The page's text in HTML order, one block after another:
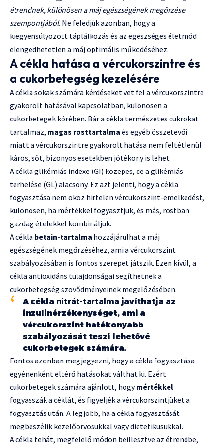
étrendnek, különösen a máj egészségének megőrzése
szempontjából. Ne feledjük azonban, hogy a
kiegyensúlyozott táplálkozás és az egészséges életmód
elengedhetetlen a máj optimális működéséhez.
A cékla hatása a vércukorszintre és
a cukorbetegség kezelésére
A cékla sokak számára kérdéseket vet fel a vércukorszintre
gyakorolt hatásával kapcsolatban, különösen a
cukorbetegek körében. Bár a cékla természetes cukrokat
tartalmaz, magas rosttartalma és egyéb összetevői
miatt a vércukorszintre gyakorolt hatása nem feltétlenül
káros, sőt, bizonyos esetekben jótékony is lehet.
A cékla glikémiás indexe (GI) közepes, de a glikémiás
terhelése (GL) alacsony. Ez azt jelenti, hogy a cékla
fogyasztása nem okoz hirtelen vércukorszint-emelkedést,
különösen, ha mértékkel fogyasztjuk, és más, rostban
gazdag ételekkel kombináljuk.
A cékla betain-tartalma hozzájárulhat a máj
egészségének megőrzéséhez, ami a vércukorszint
szabályozásában is fontos szerepet játszik. Ezen kívül, a
cékla antioxidáns tulajdonságai segíthetnek a
cukorbetegség szövődményeinek megelőzésében.
A cékla nitrát-tartalma javíthatja az
inzulinérzékenységet, ami a
vércukorszint hatékonyabb
szabályozását teszi lehetővé
cukorbetegek számára.
Fontos azonban megjegyezni, hogy a cékla fogyasztása
egyénenként eltérő hatásokat válthat ki. Ezért
cukorbetegek számára ajánlott, hogymértékkel
fogyasszák a céklát, és figyeljék a vércukorszintjüket a
fogyasztás után. A legjobb, ha a cékla fogyasztását
megbeszélik kezelőorvosukkal vagy dietetikusukkal.
A cékla tehát, megfelelő módon beillesztve az étrendbe,